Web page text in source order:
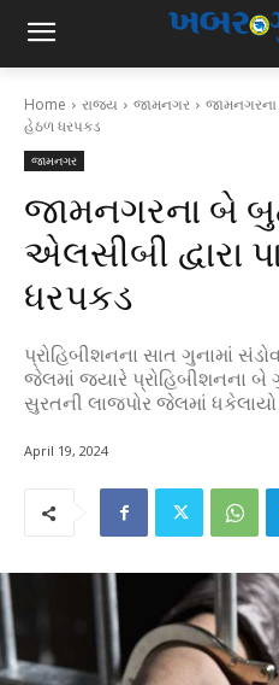
Home રાજ્ય જામનગર
જામનગરના
હેઠળ ધરપકડ
જામનગર
જામનગરના બે
એલસીબી દ્વારા
ધરપકડ
પ્રોહિબીશનના સાત ગુનામાં
જેલમાં જ્યારે પ્રોહિબીશનના બે
સુરતની લાજપોર જેલમાં ધકેલાયો
April 19, 2024